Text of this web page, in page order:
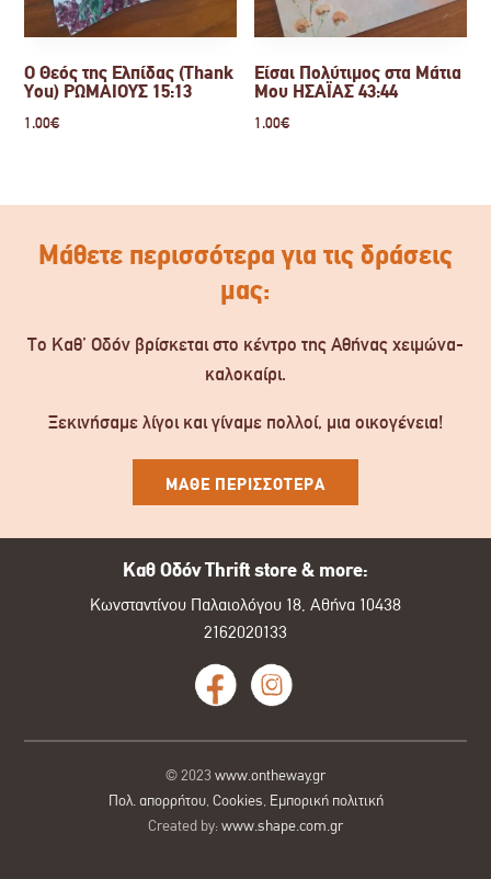
Ο Θεός της Ελπίδας (Thank
You) ΡΩΜΑΙΟΥΣ 15:13
1.00€
Είσαι Πολύτιμος στα Μάτια
Μου ΗΣΑΪΑΣ 43:44
1.00€
Μάθετε περισσότερα για τις δράσεις
μας:
Το Καθ’ Οδόν βρίσκεται στο κέντρο της Αθήνας χειμώνα-
καλοκαίρι.
Ξεκινήσαμε λίγοι και γίναμε πολλοί, μια οικογένεια!
ΜΑΘΕ ΠΕΡΙΣΣΟΤΕΡΑ
Καθ Οδόν Thrift store & more:
Κωνσταντίνου Παλαιολόγου 18, Αθήνα 10438
2162020133
© 2023 www.ontheway.gr
Πολ. απορρήτου,Cookies, Εμπορική πολιτική
Created by:www.shape.com.gr